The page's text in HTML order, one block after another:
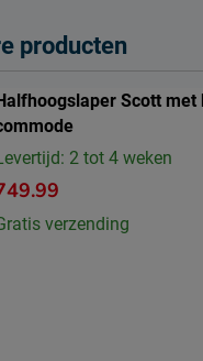
producten
Scott met
2 tot 4 weken
verzending